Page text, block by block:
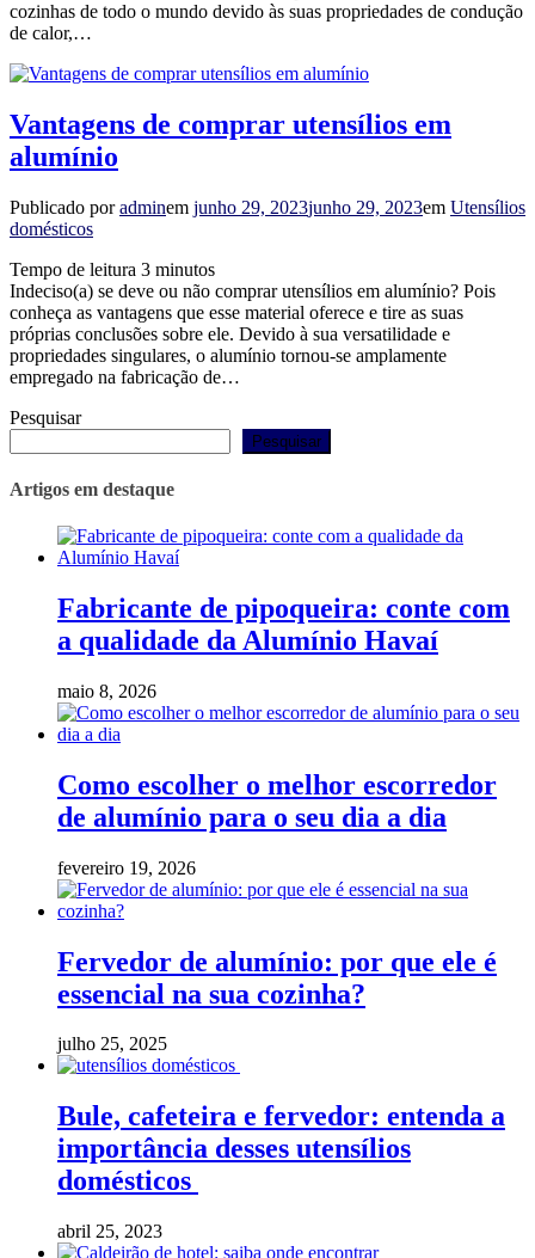
cozinhas de todo o mundo devido às suas propriedades de condução
de calor,…
Vantagens de comprar utensílios em
alumínio
Publicado poradminem junho 29, 2023junho 29, 2023em Utensílios
domésticos
Tempo de leitura 3 minutos
Indeciso(a) se deve ou não comprar utensílios em alumínio? Pois
conheça as vantagens que esse material oferece e tire as suas
próprias conclusões sobre ele. Devido à sua versatilidade e
propriedades singulares, o alumínio tornou-se amplamente
empregado na fabricação de…
Pesquisar
Pesquisar
Artigos em destaque
Fabricante de pipoqueira: conte com
a qualidade da Alumínio Havaí
maio 8, 2026
Como escolher o melhor escorredor
de alumínio para o seu dia a dia
fevereiro 19, 2026
Fervedor de alumínio: por que ele é
essencial na sua cozinha?
julho 25, 2025
Bule, cafeteira e fervedor: entenda a
importância desses utensílios
domésticos
abril 25, 2023